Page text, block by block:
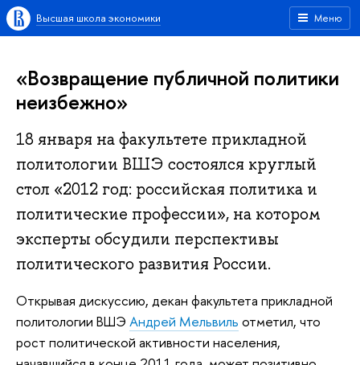
Меню
Высшая школа экономики
«Возвращение публичной политики
неизбежно»
18 января на факультете прикладной
политологии ВШЭ состоялся круглый
стол «2012 год: российская политика и
политические профессии», на котором
эксперты обсудили перспективы
политического развития России.
Открывая дискуссию, декан факультета прикладной
политологии ВШЭ Андрей Мельвиль отметил, что
рост политической активности населения,